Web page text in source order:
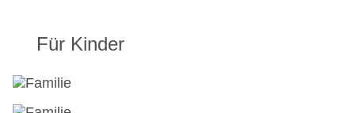
Restaurant „Gourmet Marche (International
Fisch/Meeresfrüchte, Grillgerichte, Sushi,
Für Kinder